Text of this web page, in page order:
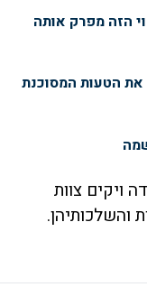
הזה מפרק אותה
הטעות המסוכנת
ויקים צוות
והשלכותיהן.